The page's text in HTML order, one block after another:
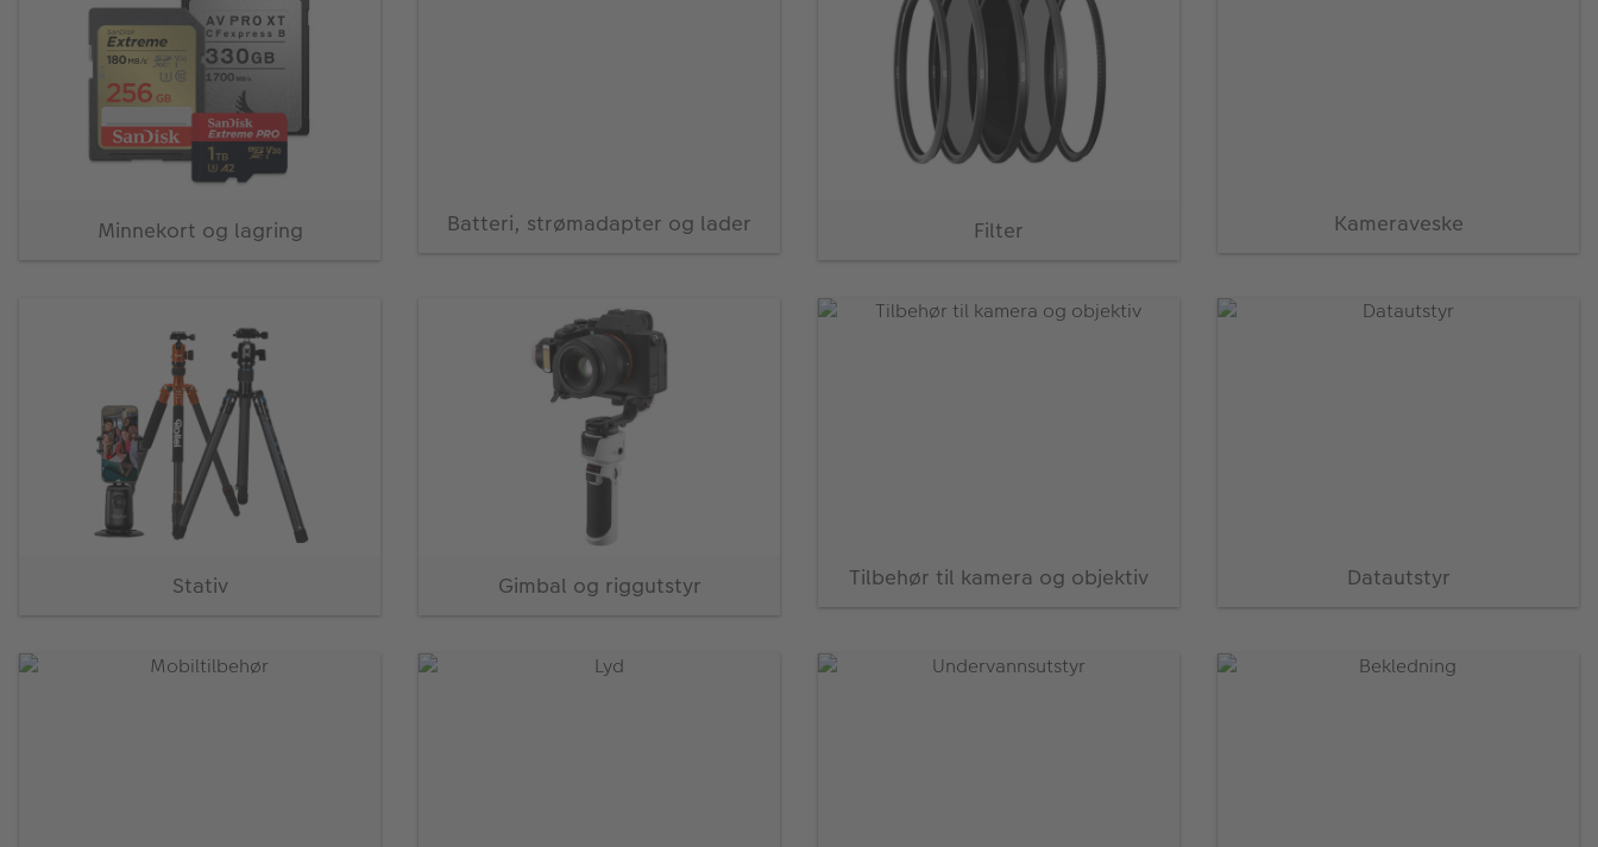
Minnekort og lagring Batteri, strømadapter og lader Filter Kameraveske
Stativ Gimbal og riggutstyr Tilbehør til kamera og objektiv Datautstyr